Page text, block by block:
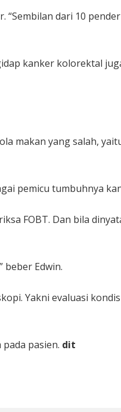
dari 10
kanker kolorektal
makan yang salah,
pemicu tumbuhnya
FOBT. Dan bila
Edwin.
Yakni evaluasi
pasien. dit